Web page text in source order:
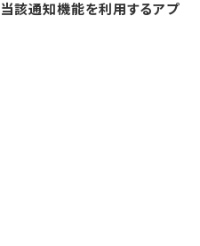
該通知機能を利用するアプ